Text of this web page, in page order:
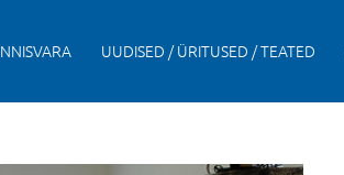
UUDISED / ÜRITUSED / TEATED